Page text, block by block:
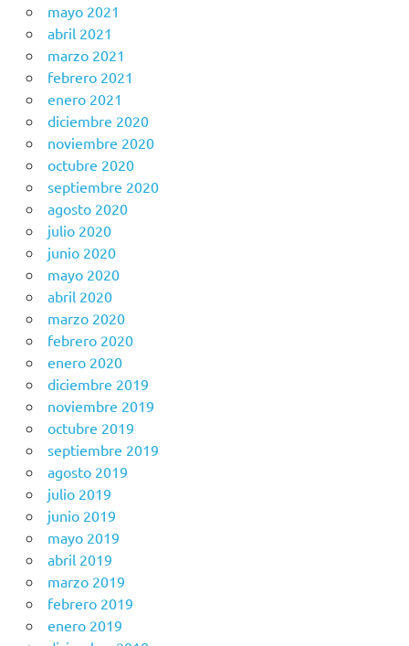
mayo 2021
abril 2021
marzo 2021
febrero 2021
enero 2021
diciembre 2020
noviembre 2020
octubre 2020
septiembre 2020
agosto 2020
julio 2020
junio 2020
mayo 2020
abril 2020
marzo 2020
febrero 2020
enero 2020
diciembre 2019
noviembre 2019
octubre 2019
septiembre 2019
agosto 2019
julio 2019
junio 2019
mayo 2019
abril 2019
marzo 2019
febrero 2019
enero 2019